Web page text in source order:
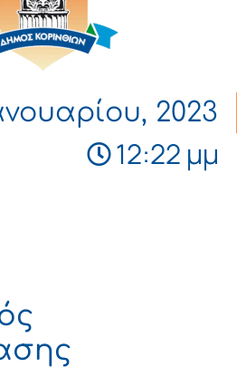
2023
12:22 μμ